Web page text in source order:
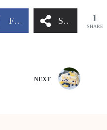
Facebook Share 1
SHARE
NEXT